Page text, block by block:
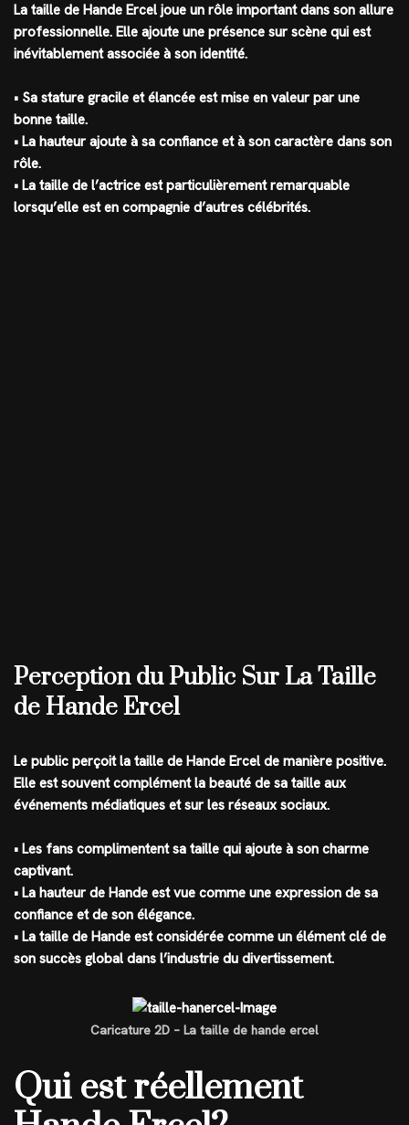
La taille de Hande Ercel joue un rôle important dans son allure
professionnelle. Elle ajoute une présence sur scène qui est
inévitablement associée à son identité.
• Sa stature gracile et élancée est mise en valeur par une
bonne taille.
• La hauteur ajoute à sa confiance et à son caractère dans son
rôle.
• La taille de l’actrice est particulièrement remarquable
lorsqu’elle est en compagnie d’autres célébrités.
Perception du Public Sur La Taille
de Hande Ercel
Le public perçoit la taille de Hande Ercel de manière positive.
Elle est souvent complément la beauté de sa taille aux
événements médiatiques et sur les réseaux sociaux.
• Les fans complimentent sa taille qui ajoute à son charme
captivant.
• La hauteur de Hande est vue comme une expression de sa
confiance et de son élégance.
• La taille de Hande est considérée comme un élément clé de
son succès global dans l’industrie du divertissement.
Caricature 2D – La taille de hande ercel
Qui est réellement